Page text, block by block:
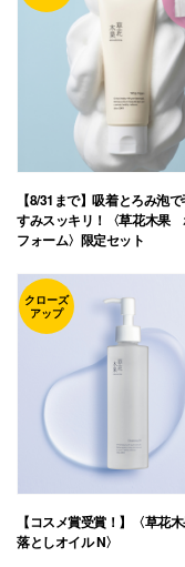
【8/31まで】吸着とろみ泡
すみスッキリ！〈草花木果
フォーム〉限定セット
クローズ
アップ
【コスメ賞受賞！】〈草花
落としオイル N〉